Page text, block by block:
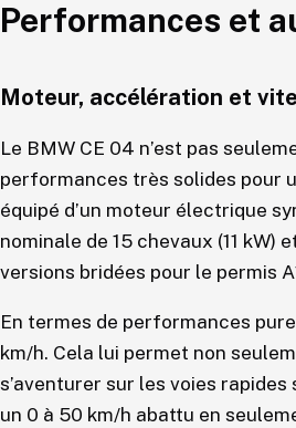
Performances et
Moteur, accélération et
Le BMW CE 04 n’est pas
performances très solides pour
équipé d’un moteur électrique
nominale de 15 chevaux (11 kW)
versions bridées pour le permis
En termes de performances
km/h. Cela lui permet non
s’aventurer sur les voies
un 0 à 50 km/h abattu en